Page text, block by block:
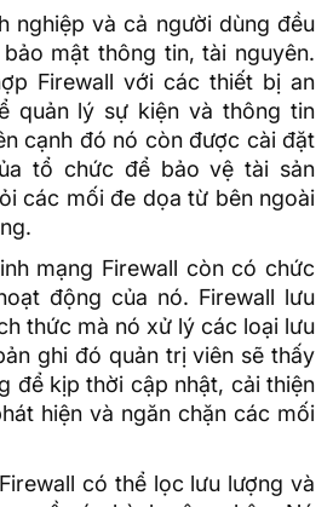
nghiệp và cả người dùng đều
mật thông tin, tài nguyên.
Firewall với các thiết bị an
quản lý sự kiện và thông tin
cạnh đó nó còn được cài đặt
tổ chức để bảo vệ tài sản
các mối đe dọa từ bên ngoài
mạng Firewall còn có chức
động của nó. Firewall lưu
thức mà nó xử lý các loại lưu
ghi đó quản trị viên sẽ thấy
để kịp thời cập nhật, cải thiện
hiện và ngăn chặn các mối
có thể lọc lưu lượng và